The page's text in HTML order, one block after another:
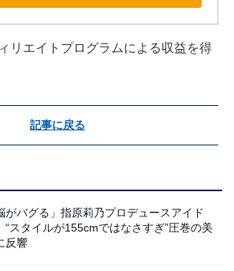
リエイトプログラムによる収益を得
記事に戻る
がバグる」指原莉乃プロデュースアイド
“スタイルが155cmではなさすぎ”圧巻の美
反響